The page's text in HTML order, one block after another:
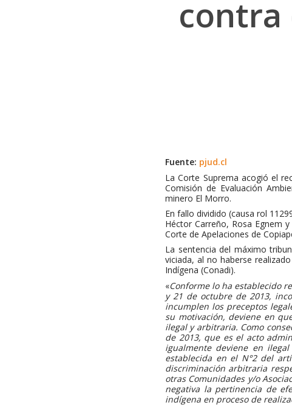
Hit enter to search or ESC to close
contra
Fuente: pjud.cl
La Corte Suprema acogió el
Comisión de Evaluación
minero El Morro.
En fallo dividido (causa rol
Héctor Carreño, Rosa Egnem
Corte de Apelaciones de
La sentencia del máximo
viciada, al no haberse
Indígena (Conadi).
«Conforme lo ha establecido
y 21 de octubre de 2013,
incumplen los preceptos
su motivación, deviene en
ilegal y arbitraria. Como
de 2013, que es el acto
igualmente deviene en
establecida en el N°2 del
discriminación arbitraria
otras Comunidades y/o
negativa la pertinencia de
indígena en proceso de